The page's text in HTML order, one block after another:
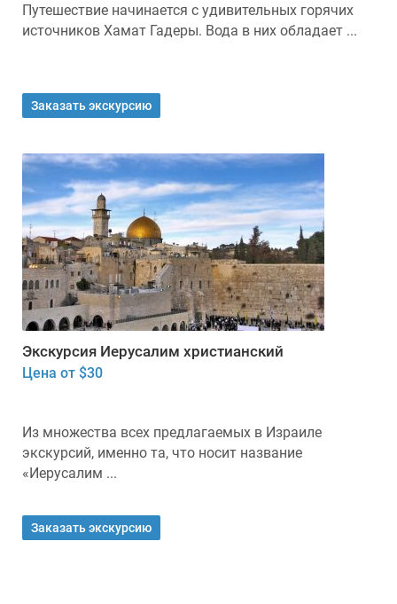
Путешествие начинается с удивительных горячих
источников Хамат Гадеры. Вода в них обладает ...
Заказать экскурсию
Экскурсия Иерусалим христианский
Цена от $30
Из множества всех предлагаемых в Израиле
экскурсий, именно та, что носит название
«Иерусалим ...
Заказать экскурсию